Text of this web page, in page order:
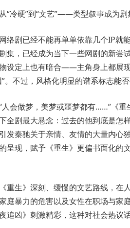
硬”到“文艺”——类型叙事成为剧
剧已经不能再单单依靠几个IP就能
集，已经成为当下一些网剧的新尝
设定上也有暗合——主角身上都展
”。不过，风格化明显的谱系标志能
做梦，美梦或噩梦都有……”《重
全剧最大悬念：过去的他到底是怎
发秦驰关于亲情、友情的大量内心
呈现，赋予《重生》更偏书面化的
生》深刻、缓慢的文艺路线，在
庭暴力的危害以及女性在职场与家
追凶》刺激精彩，这种对社会热议